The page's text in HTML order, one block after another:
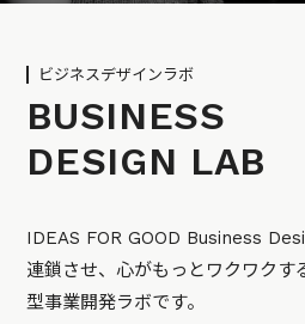
ビジネスデザインラボ
BUSINESS
DESIGN LAB
IDEAS FOR GOOD Business
連鎖させ、心がもっとワクワクす
型事業開発ラボです。